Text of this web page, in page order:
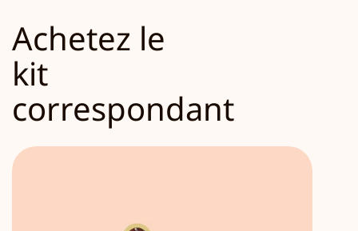
Achetez le
kit
correspondant